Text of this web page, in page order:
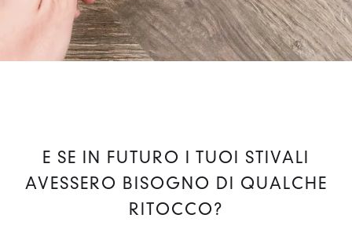
E SE IN FUTURO I TUOI STIVALI
AVESSERO BISOGNO DI QUALCHE
RITOCCO?